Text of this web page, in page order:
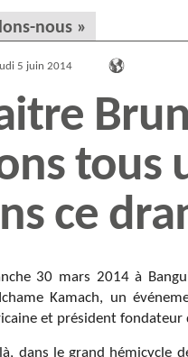
nous »
5 juin 2014
tous
ce
30 mars 2014 à
Kamach, un
et président
dans le grand hémicycle